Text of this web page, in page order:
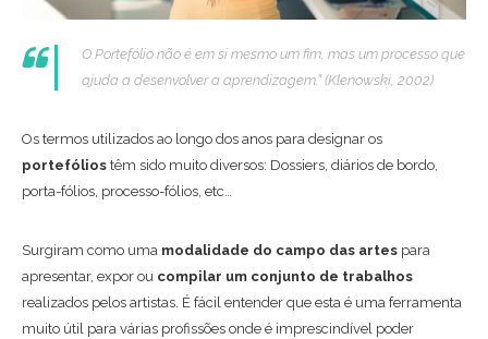
O Portefólio não é em si mesmo um fim, mas um processo que
ajuda a desenvolver a aprendizagem.” (Klenowski, 2002)
Os termos utilizados ao longo dos anos para designar os
portefólios têm sido muito diversos: Dossiers, diários de bordo,
porta-fólios, processo-fólios, etc…
Surgiram como uma modalidade do campo das artes para
apresentar, expor ou compilar um conjunto de trabalhos
realizados pelos artistas. É fácil entender que esta é uma ferramenta
muito útil para várias profissões onde é imprescindível poder